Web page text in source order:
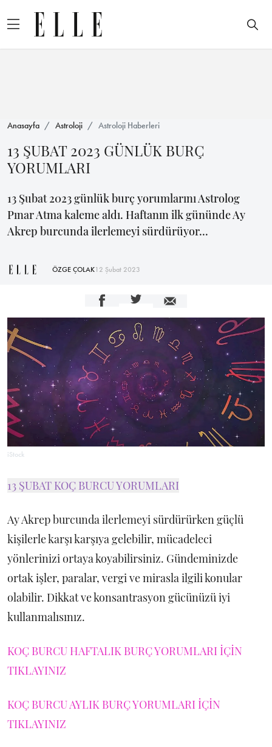
Anasayfa Astroloji Astroloji Haberleri
13 ŞUBAT 2023 GÜNLÜK BURÇ
YORUMLARI
13 Şubat 2023 günlük burç yorumlarını Astrolog
Pınar Atma kaleme aldı. Haftanın ilk gününde Ay
Akrep burcunda ilerlemeyi sürdürüyor...
ÖZGE ÇOLAK12 Şubat 2023
iStock
13 ŞUBAT KOÇ BURCU YORUMLARI
Ay Akrep burcunda ilerlemeyi sürdürürken güçlü
kişilerle karşı karşıya gelebilir, mücadeleci
yönlerinizi ortaya koyabilirsiniz. Gündeminizde
ortak işler, paralar, vergi ve mirasla ilgili konular
olabilir. Dikkat ve konsantrasyon gücünüzü iyi
kullanmalısınız.
KOÇ BURCU HAFTALIK BURÇ YORUMLARI İÇİN
TIKLAYINIZ
KOÇ BURCU AYLIK BURÇ YORUMLARI İÇİN
TIKLAYINIZ